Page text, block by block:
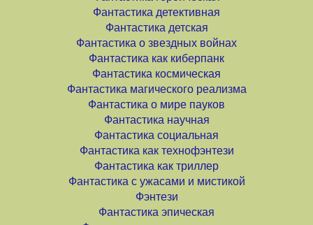
Фантастика детективная
Фантастика детская
Фантастика о звездных войнах
Фантастика как киберпанк
Фантастика космическая
Фантастика магического реализма
Фантастика о мире пауков
Фантастика научная
Фантастика социальная
Фантастика как технофэнтези
Фантастика как триллер
Фантастика с ужасами и мистикой
Фэнтези
Фантастика эпическая